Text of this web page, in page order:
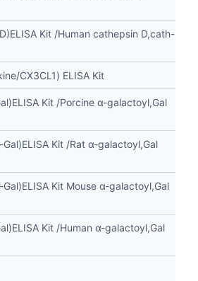
Kit /Human cathepsin D,cath-
CX3CL1) ELISA Kit
Kit /Porcine α-galactoyl,Gal
Gal)ELISA Kit /Rat α-galactoyl,Gal
Kit Mouse α-galactoyl,Gal
Kit /Human α-galactoyl,Gal